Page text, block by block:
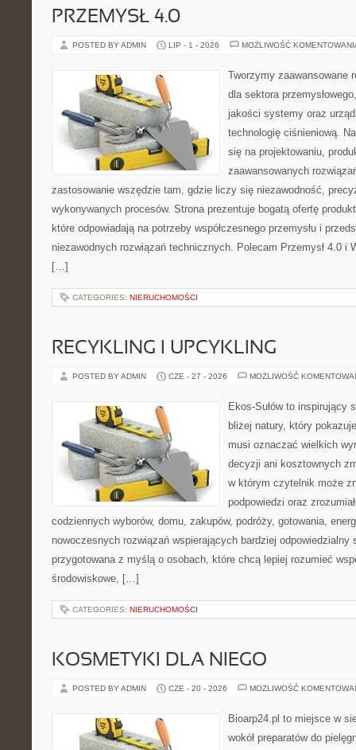
PRZEMYSŁ 4.0
POSTED BY ADMIN LIP - 1 - 2026 MOŻLIWOŚĆ
Tworzymy zaawansowane
dla sektora
jakości systemy oraz
technologię ciśnieniową.
się na projektowaniu,
zaawansowanych
zastosowanie wszędzie tam, gdzie liczy się niezawodność,
wykonywanych procesów. Strona prezentuje bogatą ofertę
które odpowiadają na potrzeby współczesnego przemysłu i
niezawodnych rozwiązań technicznych. Polecam Przemysł 4.0 i
[…]
CATEGORIES: NIERUCHOMOŚCI
RECYKLING I UPCYKLING
POSTED BY ADMIN CZE - 27 - 2026 MOŻLIWOŚĆ
Ekos-Sułów to inspirujący
bliżej natury, który
musi oznaczać wielkich
decyzji ani kosztownych
w którym czytelnik może
podpowiedzi oraz
codziennych wyborów, domu, zakupów, podróży, gotowania,
nowoczesnych rozwiązań wspierających bardziej odpowiedzialny
przygotowana z myślą o osobach, które chcą lepiej rozumieć
środowiskowe, […]
CATEGORIES: NIERUCHOMOŚCI
KOSMETYKI DLA NIEGO
POSTED BY ADMIN CZE - 20 - 2026 MOŻLIWOŚĆ
Bioarp24.pl to miejsce w
wokół preparatów do